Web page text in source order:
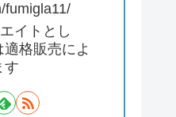
fumigla11/
イトとし
格販売によ
す